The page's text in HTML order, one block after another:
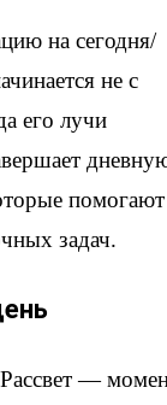
на сегодня/
не с
его лучи
помогают
задач.
—